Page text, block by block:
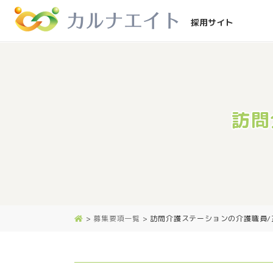
採用サイト
訪
> 募集要項一覧 > 訪問介護ステーションの介護職員